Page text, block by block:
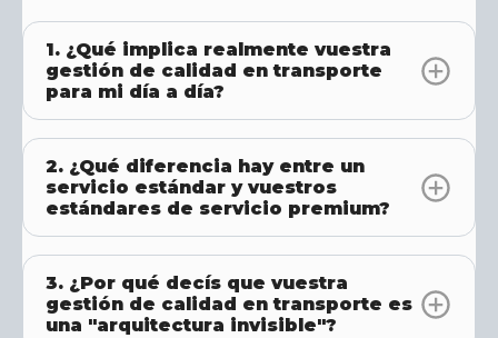
1. ¿Qué implica realmente vuestra
gestión de calidad en transporte
para mi día a día?
2. ¿Qué diferencia hay entre un
servicio estándar y vuestros
estándares de servicio premium?
3. ¿Por qué decís que vuestra
gestión de calidad en transporte es
una "arquitectura invisible"?